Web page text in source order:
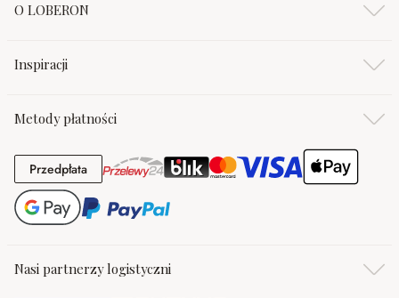
O LOBERON
Inspiracji
Metody płatności
PrzedpłataPrzedpłata
Nasi partnerzy logistyczni